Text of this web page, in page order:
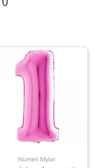
Numeri Mylar